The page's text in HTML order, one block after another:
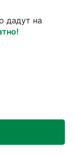
дадут на